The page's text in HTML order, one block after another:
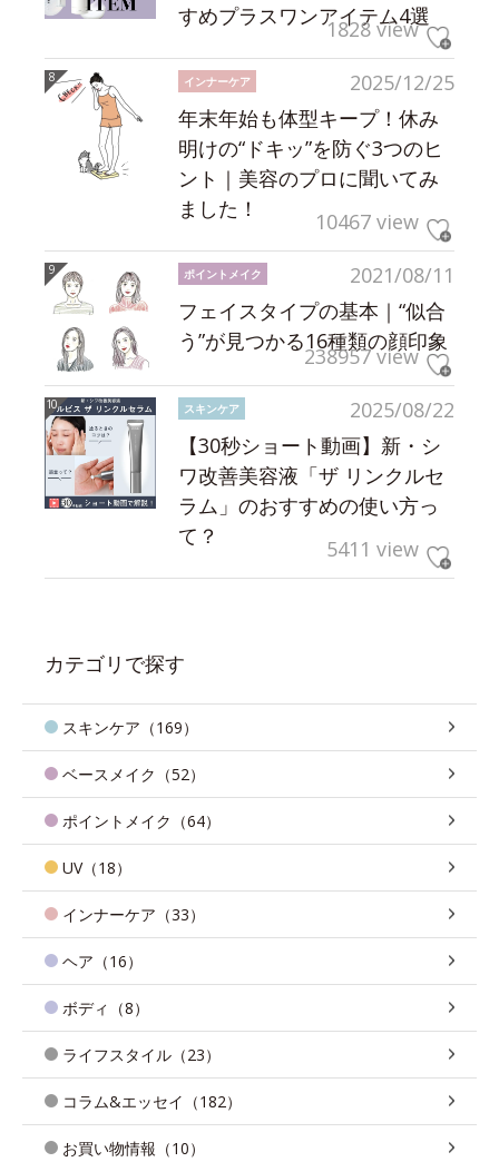
すめプラスワンアイテム4選
1828 view
2025/12/25
インナーケア
年末年始も体型キープ！休み
明けの“ドキッ”を防ぐ3つのヒ
ント｜美容のプロに聞いてみ
ました！
10467 view
2021/08/11
ポイントメイク
フェイスタイプの基本｜“似合
う”が見つかる16種類の顔印象
238957 view
2025/08/22
スキンケア
【30秒ショート動画】新・シ
ワ改善美容液「ザ リンクルセ
ラム」のおすすめの使い方っ
て？
5411 view
カテゴリで探す
スキンケア（169）
ベースメイク（52）
ポイントメイク（64）
UV（18）
インナーケア（33）
ヘア（16）
ボディ（8）
ライフスタイル（23）
コラム&エッセイ（182）
お買い物情報（10）